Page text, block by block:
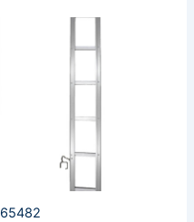
65482